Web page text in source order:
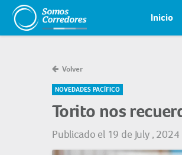
Inicio
Volver
NOVEDADES PACÍFICO
Torito nos
Publicado el 19 de July , 2024